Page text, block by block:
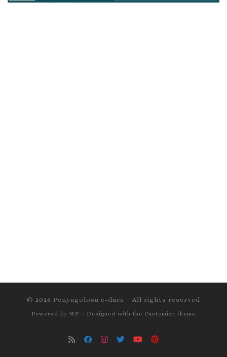
© 2026 Penyagolosa e-duca – All rights reserved
Powered by WP – Designed with the Customizr theme